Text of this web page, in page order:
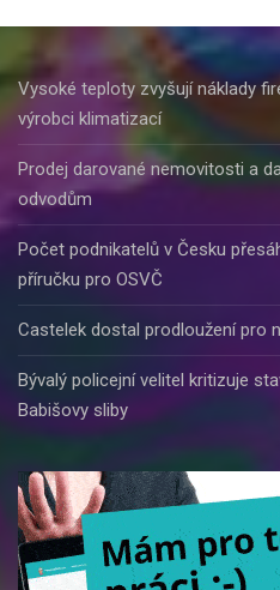
Vysoké teploty zvyšují náklady
výrobci klimatizací
Prodej darované nemovitosti a
odvodům
Počet podnikatelů v Česku
příručku pro OSVČ
Castelek dostal prodloužení pro
Bývalý policejní velitel kritizuje
Babišovy sliby